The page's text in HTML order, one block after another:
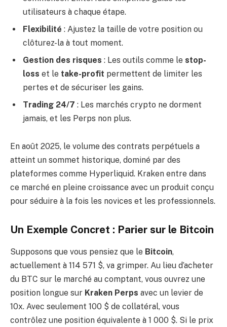
utilisateurs à chaque étape.
Flexibilité : Ajustez la taille de votre position ou
clôturez-la à tout moment.
Gestion des risques : Les outils comme le stop-
loss et le take-profit permettent de limiter les
pertes et de sécuriser les gains.
Trading 24/7 : Les marchés crypto ne dorment
jamais, et les Perps non plus.
En août 2025, le volume des contrats perpétuels a
atteint un sommet historique, dominé par des
plateformes comme Hyperliquid. Kraken entre dans
ce marché en pleine croissance avec un produit conçu
pour séduire à la fois les novices et les professionnels.
Un Exemple Concret : Parier sur le Bitcoin
Supposons que vous pensiez que le Bitcoin,
actuellement à 114 571 $, va grimper. Au lieu d’acheter
du BTC sur le marché au comptant, vous ouvrez une
position longue sur Kraken Perps avec un levier de
10x. Avec seulement 100 $ de collatéral, vous
contrôlez une position équivalente à 1 000 $. Si le prix